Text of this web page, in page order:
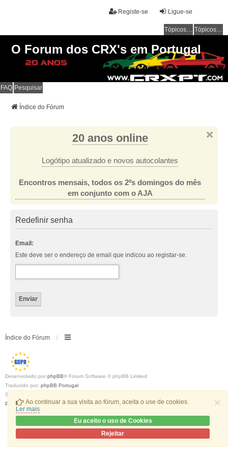
×
Ao continuar a sua visita ao fórum, aceita o use de cookies.
Ler mais
Eu aceito o uso de Cookies
Rejeitar
Ligue-se
Registe-se
Tópicos sem resposta Tópicos ativos
O Forum dos CRX's em Portugal
FAQ Pesquisar
Índice do Fórum
20 anos online
Logótipo atualizado e novos autocolantes
Encontros mensais, todos os 2ºs domingos do mês
em conjunto com o AJA
Redefinir senha
Email:
Este deve ser o endereço de email que indicou ao registar-se.
Índice do Fórum
Desenvolvido por phpBB® Forum Software © phpBB Limited
Traduzido por: phpBB Portugal
Style
Privacidade|Termos